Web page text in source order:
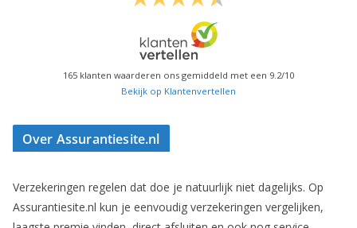
165 klanten waarderen ons gemiddeld met een 9.2/10
Bekijk op Klantenvertellen
Over Assurantiesite.nl
Verzekeringen regelen dat doe je natuurlijk niet dagelijks. Op
Assurantiesite.nl kun je eenvoudig verzekeringen vergelijken,